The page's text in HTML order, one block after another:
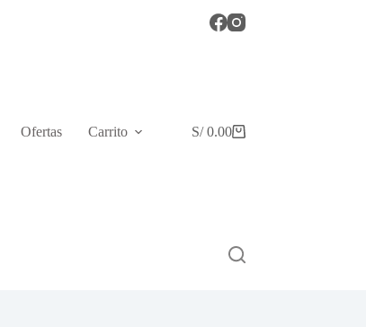
Ofertas Carrito
Shopping
S/0.00